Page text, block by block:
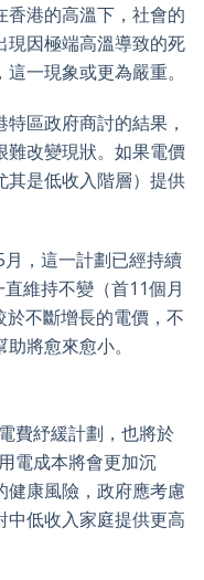
港的高溫下，社會的
現因極端高溫導致的死
一現象或更為嚴重。
區政府商討的結果，
難改變現狀。如果電價
其是低收入階層）提供
，這一計劃已經持續
維持不變（首11個月
不斷增長的電價，不
將愈來愈小。
費紓緩計劃，也將於
電成本將會更加沉
康風險，政府應考慮
中低收入家庭提供更高